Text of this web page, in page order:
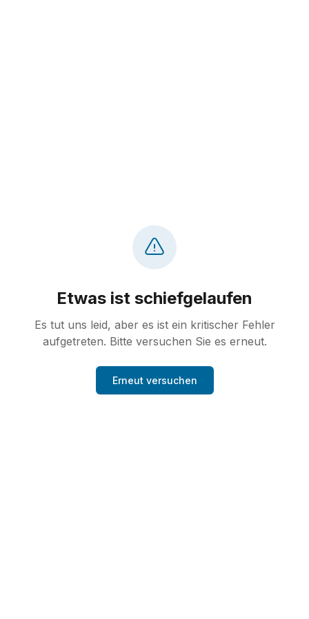
Etwas ist schiefgelaufen
Es tut uns leid, aber es ist ein kritischer Fehler
aufgetreten. Bitte versuchen Sie es erneut.
Erneut versuchen